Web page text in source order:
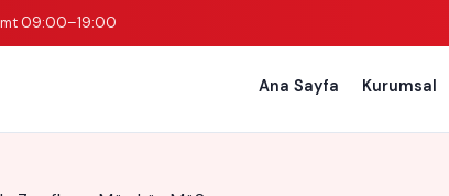
09:00–19:00
Ana Sayfa Kurumsal